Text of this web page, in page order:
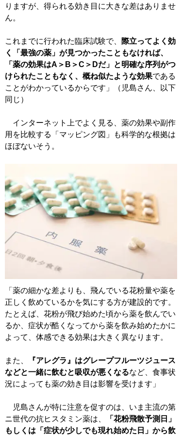
りますが、得られる効き目に大きな差はありませ
ん。
これまでに行われた臨床試験で、
際立ってよく効
く「最強の薬」が見つかったこともなければ、
「薬の効果はA＞B＞C＞Dだ」と明確な序列がつ
けられたこともなく、概ね似たような効果である
ことがわかっているからです」（児島さん、以下
同じ）
インターネット上でよく見る、薬の効果や副作
用を比較する「マッピング図」も科学的な根拠は
ほぼないそう。
「薬の細かな差よりも、飛んでいる花粉量や薬を
正しく飲めているかを気にする方が建設的です。
たとえば、花粉が飛び始めた頃から薬を飲んでい
るか、症状が酷くなってから薬を飲み始めたかに
よって、体感できる効果は大きく異なります。
また、
『アレグラ』はグレープフルーツジュース
などと一緒に飲むと吸収が悪くなるなど、食事状
況によっても薬の効き目は影響を受けます」
児島さんが特に注意を促すのは、いま主流の第
ニ世代の抗ヒスタミン薬は、
「花粉飛散予測日」
もしくは「症状が少しでも現れ始めた日」から飲